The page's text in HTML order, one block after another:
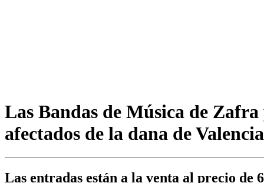
Las Bandas de Música de
afectados de la dana de Valencia
Las entradas están a la venta al precio de